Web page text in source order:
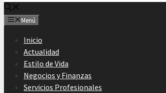
Menú
Inicio
Actualidad
Estilo de Vida
Negocios y Finanzas
Servicios Profesionales